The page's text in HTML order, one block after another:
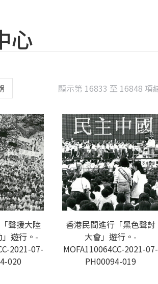
心
顯示第 16833 至 16848 項
聲援大陸
遊行。-
2021-07-
020
香港民間進行「黑色聲討
大會」遊行。-
MOFA110064CC-2021-07-
PH00094-019